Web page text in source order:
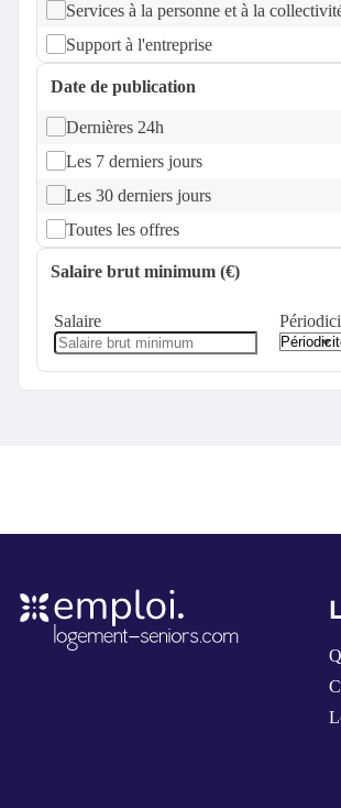
Services à la personne et à la
Support à l'entreprise
Date de publication
Dernières 24h
Les 7 derniers jours
Les 30 derniers jours
Toutes les offres
Salaire brut minimum (€)
Salaire